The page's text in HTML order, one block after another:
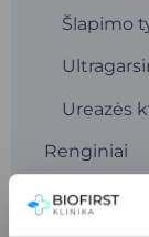
Šlapimo
Ureazės
Renginiai